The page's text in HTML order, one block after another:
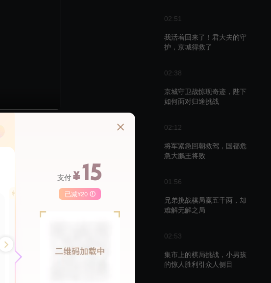
02:51
我活着回来了！君大夫的守
护，京城得救了
02:38
京城守卫战惊现奇迹，陛下
如何面对归途挑战
02:12
将军紧急回朝救驾，国都危
急大鹏王将败
01:56
兄弟挑战棋局赢五千两，却
难解无解之局
02:53
集市上的棋局挑战，小男孩
的惊人胜利引众人侧目
特惠5.5折
年卡 季卡 月卡
50
支付 ¥15
已减¥20